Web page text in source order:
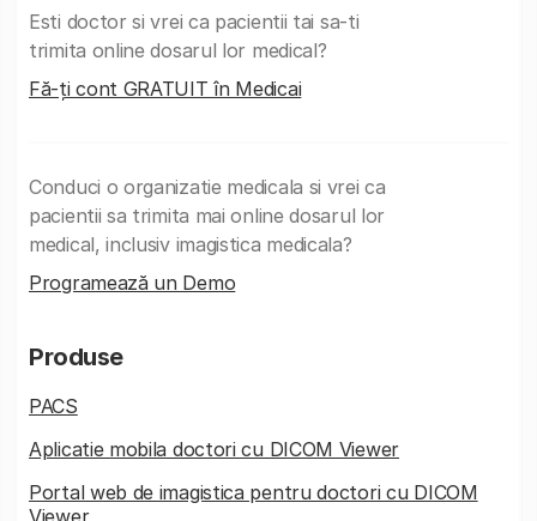
Esti doctor si vrei ca pacientii tai sa-ti
trimita online dosarul lor medical?
Fă-ți cont GRATUIT în Medicai
Conduci o organizatie medicala si vrei ca
pacientii sa trimita mai online dosarul lor
medical, inclusiv imagistica medicala?
Programează un Demo
Produse
PACS
Aplicatie mobila doctori cu DICOM Viewer
Portal web de imagistica pentru doctori cu DICOM
Viewer